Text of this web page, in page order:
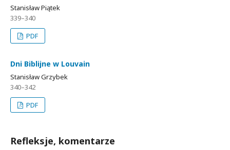
Stanisław Piątek
339–340
PDF
Dni Biblijne w Louvain
Stanisław Grzybek
340–342
PDF
Refleksje, komentarze